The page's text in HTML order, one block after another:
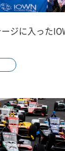
ジに入った